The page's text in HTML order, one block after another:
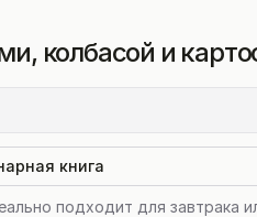
колбасой и
книга
подходит для завтрака